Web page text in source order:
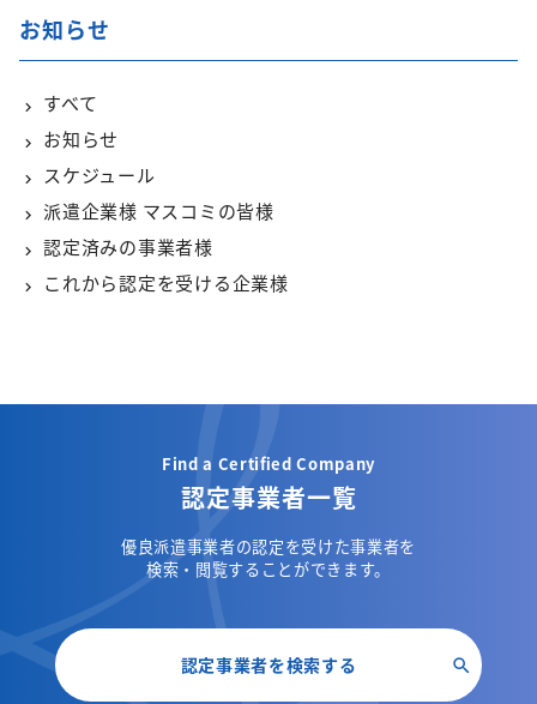
お知らせ
すべて
お知らせ
スケジュール
派遣企業様 マスコミの皆様
認定済みの事業者様
これから認定を受ける企業様
Find a Certified Company
認定事業者一覧
優良派遣事業者の認定を受けた事業者を
検索・閲覧することができます。
認定事業者を検索する